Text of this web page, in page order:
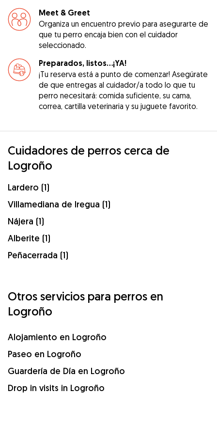
Meet & Greet
Organiza un encuentro previo para asegurarte de
que tu perro encaja bien con el cuidador
seleccionado.
Preparados, listos...¡YA!
¡Tu reserva está a punto de comenzar! Asegúrate
de que entregas al cuidador/a todo lo que tu
perro necesitará: comida suficiente, su cama,
correa, cartilla veterinaria y su juguete favorito.
Cuidadores de perros cerca de
Logroño
Lardero (1)
Villamediana de Iregua (1)
Nájera (1)
Alberite (1)
Peñacerrada (1)
Otros servicios para perros en
Logroño
Alojamiento en Logroño
Paseo en Logroño
Guardería de Día en Logroño
Drop in visits in Logroño